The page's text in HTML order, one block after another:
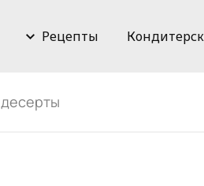
Рецепты
десерты